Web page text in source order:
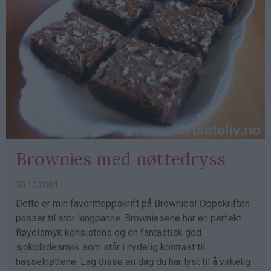
Brownies med nøttedryss
30.10.2004
Dette er min favorittoppskrift på Brownies! Oppskriften
passer til stor langpanne. Browniesene har en perfekt
fløyelsmyk konsistens og en fantastisk god
sjokoladesmak som står i nydelig kontrast til
hasselnøttene. Lag disse en dag du har lyst til å virkelig